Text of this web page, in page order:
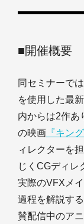
■開催概要
同セミナーで
を使用した最
内からは2作あ
の映画 『キン
ィレクターを
じくCGディレ
実際のVFXメ
過程を解説す
賛配信中のア